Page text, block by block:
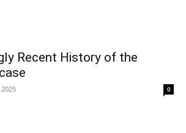
Recent History of the
0